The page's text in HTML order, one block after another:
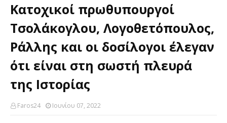
Κατοχικοί πρωθυπουργοί
Τσολάκογλου, Λογοθετόπουλος,
Ράλλης και οι δοσίλογοι έλεγαν
ότι είναι στη σωστή πλευρά
της Ιστορίας
Faros24 Ιουνίου 07, 2022